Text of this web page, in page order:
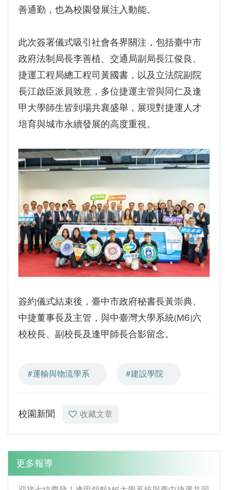
善通勤，也為校園發展注入動能。
此次簽署儀式吸引社會各界關注，包括臺中市
政府法制局長李善植、交通局副局長江俊良、
捷運工程局總工程司黃國書，以及立法院副院
長江啟臣派員致意，多位捷運主管與同仁及逢
甲大學師生皆到場共襄盛舉，展現對捷運人才
培育與城市永續發展的高度重視。
簽約儀式結束後，臺中市政府秘書長黃崇典、
中捷董事長及主管，與中臺灣大學系統(M6)六
校校長、副校長及逢甲師長合影留念。
#運輸與物流學系 #建設學院
校園新聞 收藏文章
更多報導